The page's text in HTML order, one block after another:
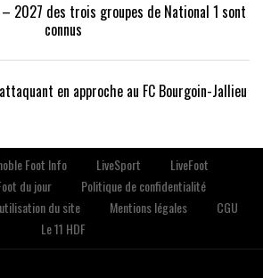
2027 des trois groupes de National 1 sont
connus
en approche au FC Bourgoin-Jallieu
Foot Info LiveSport
LiveFoot
du jour
Politique de confidentialité
du site
Mentions légales
CGU
Le 11 HDF